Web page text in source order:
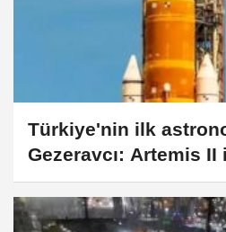
Türkiye'nin ilk
Gezeravcı: Artemis II
dönüş başlıyor